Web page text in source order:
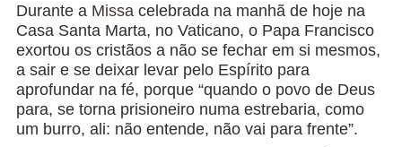
Durante a Missa celebrada na manhã de hoje na
Casa Santa Marta, no Vaticano, o Papa Francisco
exortou os cristãos a não se fechar em si mesmos,
a sair e se deixar levar pelo Espírito para
aprofundar na fé, porque “quando o povo de Deus
para, se torna prisioneiro numa estrebaria, como
um burro, ali: não entende, não vai para frente”.